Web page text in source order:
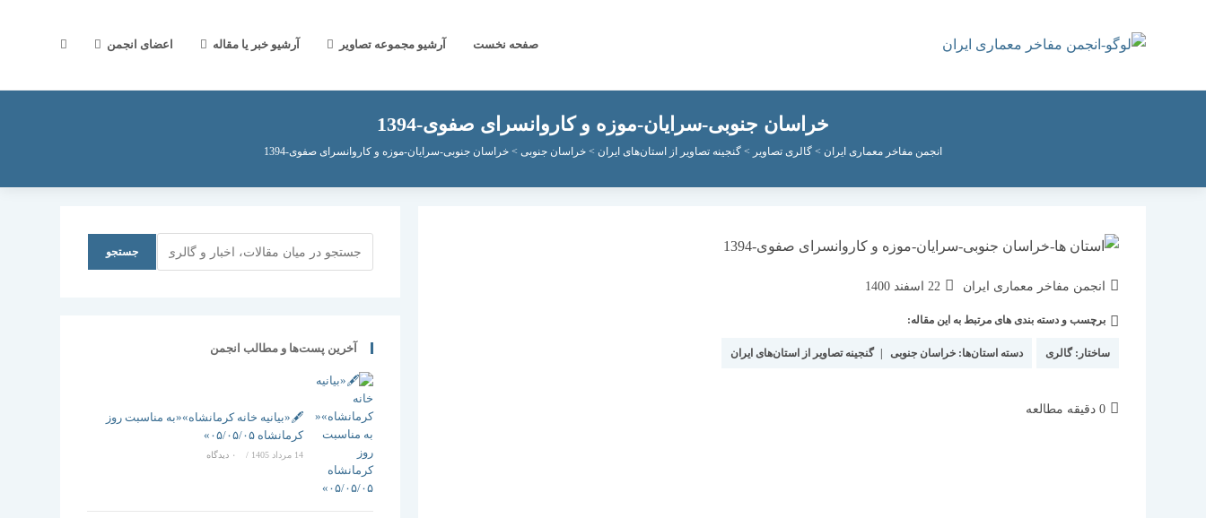
صفحه نخست آرشیو مجموعه تصاویر آرشیو خبر یا مقاله اعضای انجمن جستجوی
خراسان جنوبی-سرایان-موزه و کاروانسرای صفوی-1394
انجمن مفاخر معماری ایران > گالری تصاویر > گنجینه تصاویر از استان‌های ایران > خراسان جنوبی > خراسان جنوبی-سرایان-موزه و کاروانسرای صفوی-1394
نویسندهٔ
انجمن مفاخر معماری ایران
نوشته
شده
22 اسفند 1400
دسته‌برچسب و دسته بندی های مرتبط به این مقاله:
ساختار:گالری دسته استان‌ها:خراسان جنوبی گنجینه تصاویر از استان‌های ایران
زمان
0 دقیقه مطالعه
جستجو
آخرین پست‌ها و مطالب انجمن
🖋️«بیانیه خانه کرمانشاه»«به مناسبت روز
کرمانشاه ۰۵/۰۵/۰۵»
14 مرداد 1405 / ۰ دیدگاه